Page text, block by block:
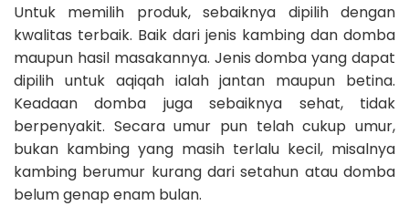
Untuk memilih produk, sebaiknya dipilih dengan
kwalitas terbaik. Baik dari jenis kambing dan domba
maupun hasil masakannya. Jenis domba yang dapat
dipilih untuk aqiqah ialah jantan maupun betina.
Keadaan domba juga sebaiknya sehat, tidak
berpenyakit. Secara umur pun telah cukup umur,
bukan kambing yang masih terlalu kecil, misalnya
kambing berumur kurang dari setahun atau domba
belum genap enam bulan.